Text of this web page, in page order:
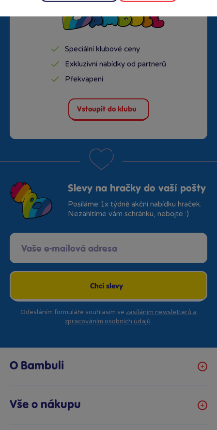
Speciální klubové ceny
Exkluzivní nabídky od partnerů
Překvapení
Vstoupit do klubu
Slevy na hračky do vaší pošty
Posíláme 1x týdně akční nabídku hraček.
Nezahltíme vám schránku, nebojte :)
Chci slevy
Odesláním formuláře souhlasím se zasíláním newsletterů a
zpracováním osobních údajů.
O Bambuli
Prodejny Bambule
Vše o nákupu